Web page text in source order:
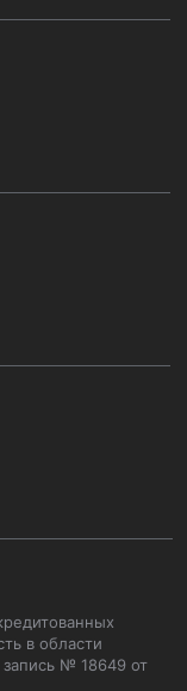
в области
№ 18649 от